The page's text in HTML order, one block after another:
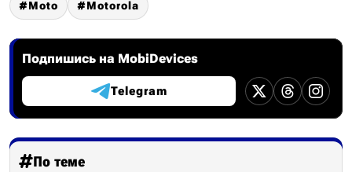
Moto Motorola
Подпишись на MobiDevices
Telegram
По теме